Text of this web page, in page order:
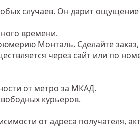
случаев. Он дарит
времени.
Монталь. Сделайте
через сайт или по
от метро за МКАД.
курьеров.
от адреса получателя,